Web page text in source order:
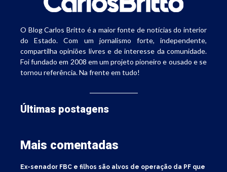
O Blog Carlos Britto é a maior fonte de notícias do interior
do Estado. Com um jornalismo forte, independente,
compartilha opiniões livres e de interesse da comunidade.
Foi fundado em 2008 em um projeto pioneiro e ousado e se
tornou referência. Na frente em tudo!
Últimas postagens
Mais comentadas
Ex-senador FBC e filhos são alvos de operação da PF que